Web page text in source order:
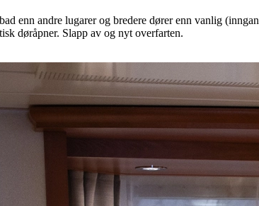
enn andre lugarer og bredere dører enn vanlig
døråpner. Slapp av og nyt overfarten.